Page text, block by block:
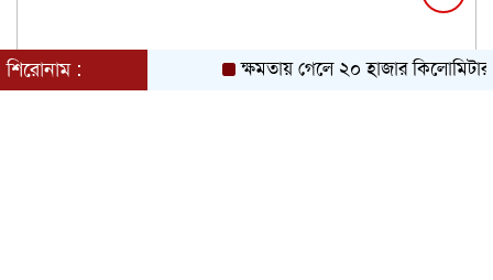
শিরোনাম : ক্ষমতায় গেলে ২০ হাজার কিলোমিটার